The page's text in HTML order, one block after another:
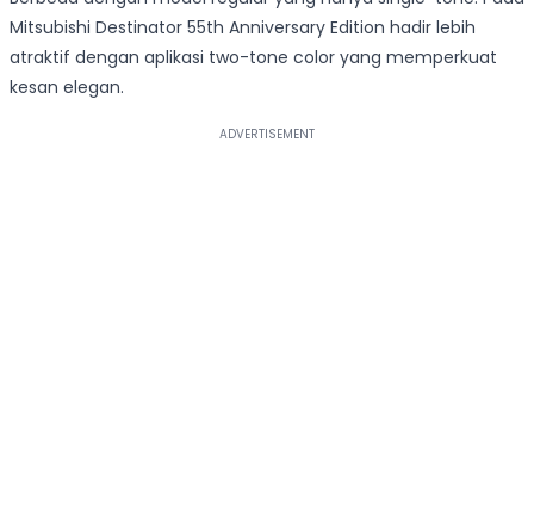
Mitsubishi Destinator 55th Anniversary Edition hadir lebih
atraktif dengan aplikasi two-tone color yang memperkuat
kesan elegan.